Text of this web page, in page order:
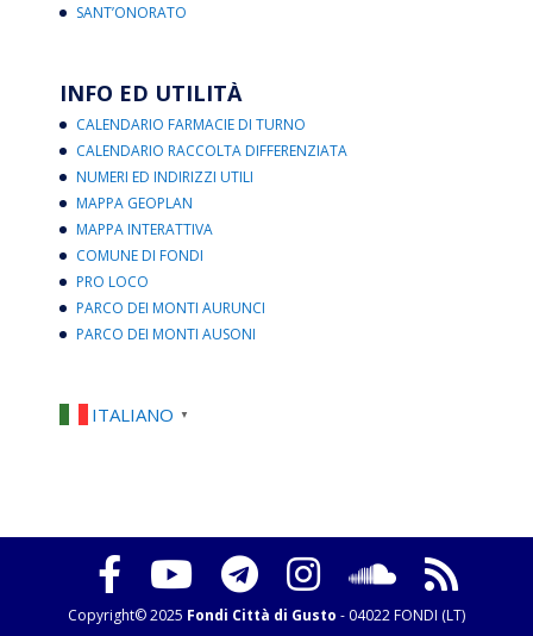
SANT’ONORATO
INFO ED UTILITÀ
CALENDARIO FARMACIE DI TURNO
CALENDARIO RACCOLTA DIFFERENZIATA
NUMERI ED INDIRIZZI UTILI
MAPPA GEOPLAN
MAPPA INTERATTIVA
COMUNE DI FONDI
PRO LOCO
PARCO DEI MONTI AURUNCI
PARCO DEI MONTI AUSONI
ITALIANO ▼
Copyright© 2025 Fondi Città di Gusto - 04022 FONDI (LT)